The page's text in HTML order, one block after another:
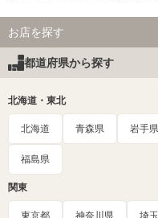
お店を探す
都道府県から探す
北海道・東北
北海道 青森県 岩手県
福島県
関東
東京都 神奈川県 埼